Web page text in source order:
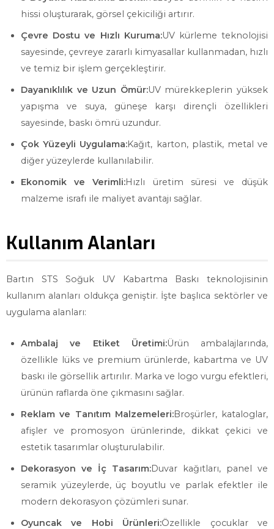
hissi oluşturarak, görsel çekiciliği artırır.
Çevre Dostu ve Hızlı Kuruma:UV kürleme teknolojisi
sayesinde, çevreye zararlı kimyasallar kullanmadan, hızlı
ve temiz bir işlem gerçekleştirir.
Dayanıklılık ve Uzun Ömür:UV mürekkeplerin yüksek
yapışma ve suya, güneşe karşı dirençli özellikleri
sayesinde, baskı ömrü uzundur.
Çok Yüzeyli Uygulama:Kağıt, karton, plastik, metal ve
diğer yüzeylerde kullanılabilir.
Ekonomik ve Verimli:Hızlı üretim süresi ve düşük
malzeme israfı ile maliyet avantajı sağlar.
Kullanım Alanları
Bartın STS Soğuk UV Kabartma Baskı teknolojisinin
kullanım alanları oldukça geniştir. İşte başlıca sektörler ve
uygulama alanları:
Ambalaj ve Etiket Üretimi:Ürün ambalajlarında,
özellikle lüks ve premium ürünlerde, kabartma ve UV
baskı ile görsellik artırılır. Marka ve logo vurgu efektleri,
ürünün raflarda öne çıkmasını sağlar.
Reklam ve Tanıtım Malzemeleri:Broşürler, kataloglar,
afişler ve promosyon ürünlerinde, dikkat çekici ve
estetik tasarımlar oluşturulabilir.
Dekorasyon ve İç Tasarım:Duvar kağıtları, panel ve
seramik yüzeylerde, üç boyutlu ve parlak efektler ile
modern dekorasyon çözümleri sunar.
Oyuncak ve Hobi Ürünleri:Özellikle çocuklar ve